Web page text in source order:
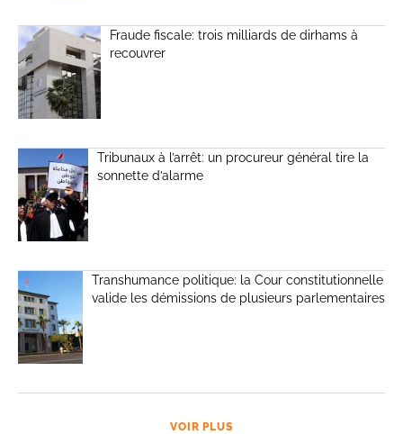
Fraude fiscale: trois milliards de dirhams à
recouvrer
Tribunaux à l’arrêt: un procureur général tire la
sonnette d’alarme
Transhumance politique: la Cour constitutionnelle
valide les démissions de plusieurs parlementaires
VOIR PLUS